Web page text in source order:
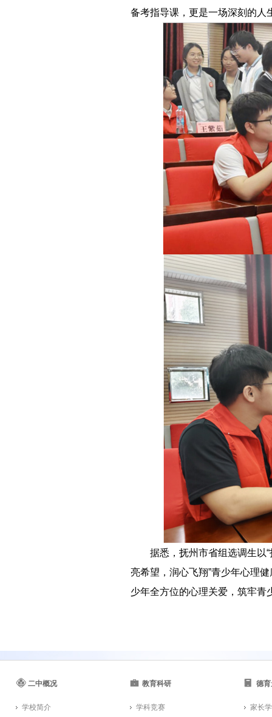
备考指导课，更是一场深刻的人
据悉，抚州市省组选调生以
亮希望，润心飞翔”青少年心理
少年全方位的心理关爱，筑牢青
二中概况
学校简介
教育科研
学科竞赛
德
家长